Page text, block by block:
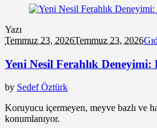
Yazı
Temmuz 23, 2026Temmuz 23, 2026
Yeni Nesil Ferahlık Deneyimi:
by Sedef Öztürk
Koruyucu içermeyen, meyve bazlı ve
konumlanıyor.